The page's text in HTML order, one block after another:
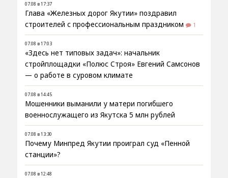
07.08 в 17:37
Глава «Железных дорог Якутии» поздравил
строителей с профессиональным праздником
1
07.08 в 17:03
«Здесь нет типовых задач»: начальник
стройплощадки «Полюс Строя» Евгений Самсонов
— о работе в суровом климате
07.08 в 14:45
Мошенники выманили у матери погибшего
военнослужащего из Якутска 5 млн рублей
07.08 в 13:30
Почему Минпред Якутии проиграл суд «Пенной
станции»?
07.08 в 12:48